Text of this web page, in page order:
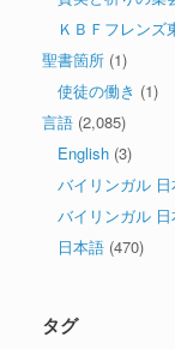
ＫＢＦフレンズ
聖書箇所 (1)
使徒の働き (1)
言語 (2,085)
English (3)
バイリンガル
バイリンガル
日本語 (470)
タグ